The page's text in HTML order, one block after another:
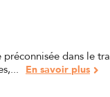
dans le
En savoir plus